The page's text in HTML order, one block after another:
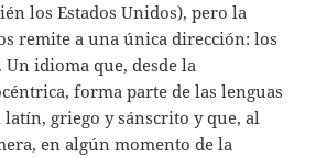
los Estados Unidos), pero la
remite a una única dirección: los
Un idioma que, desde la
forma parte de las lenguas
griego y sánscrito y que, al
en algún momento de la